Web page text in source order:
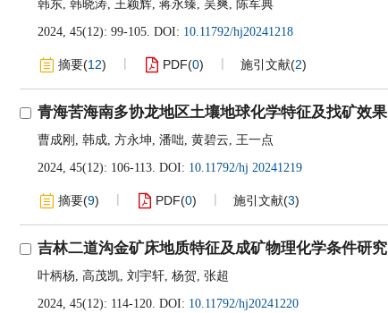
韩东, 韩晓涛, 王颖辉, 蒋永臻, 吴爽, 陈军典
2024, 45(12): 99-105. DOI: 10.11792/hj20241218
摘要(12) PDF(0) 施引文献(2)
青海苦海南多协龙地区土壤地球化学特征及找矿效果
曹成刚 , 韩成, 方永坤, 潘咄, 黄碧云, 王一点
2024, 45(12): 106-113. DOI: 10.11792/hj 20241219
摘要(9) PDF(0) 施引文献(3)
吉林二道沟金矿床地质特征及成矿物理化学条件研究
叶柄杨, 高茂凯, 刘宇轩, 杨贺, 张超
2024, 45(12): 114-120. DOI: 10.11792/hj20241220